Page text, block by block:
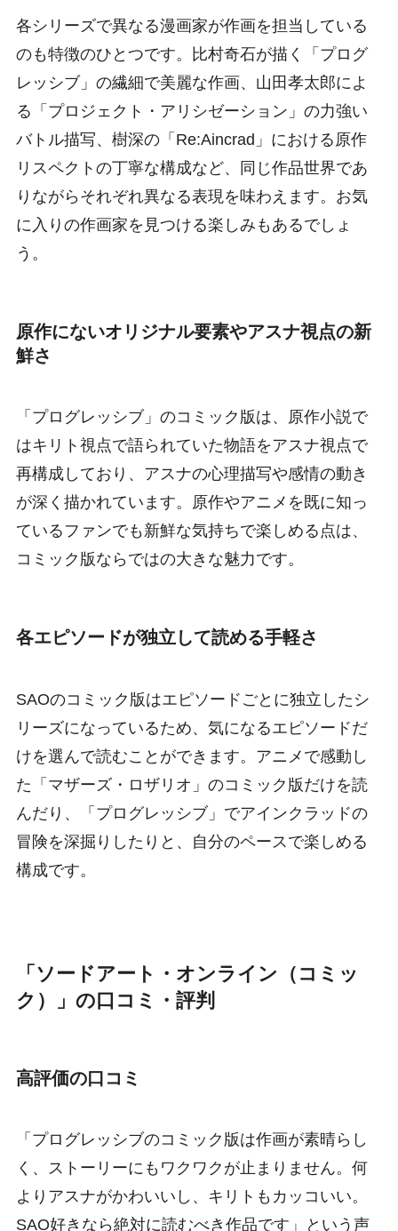
各シリーズで異なる漫画家が作画を担当している
のも特徴のひとつです。比村奇石が描く「プログ
レッシブ」の繊細で美麗な作画、山田孝太郎によ
る「プロジェクト・アリシゼーション」の力強い
バトル描写、樹深の「Re:Aincrad」における原作
リスペクトの丁寧な構成など、同じ作品世界であ
りながらそれぞれ異なる表現を味わえます。お気
に入りの作画家を見つける楽しみもあるでしょ
う。
原作にないオリジナル要素やアスナ視点の新
鮮さ
「プログレッシブ」のコミック版は、原作小説で
はキリト視点で語られていた物語をアスナ視点で
再構成しており、アスナの心理描写や感情の動き
が深く描かれています。原作やアニメを既に知っ
ているファンでも新鮮な気持ちで楽しめる点は、
コミック版ならではの大きな魅力です。
各エピソードが独立して読める手軽さ
SAOのコミック版はエピソードごとに独立したシ
リーズになっているため、気になるエピソードだ
けを選んで読むことができます。アニメで感動し
た「マザーズ・ロザリオ」のコミック版だけを読
んだり、「プログレッシブ」でアインクラッドの
冒険を深掘りしたりと、自分のペースで楽しめる
構成です。
「ソードアート・オンライン（コミッ
ク）」の口コミ・評判
高評価の口コミ
「プログレッシブのコミック版は作画が素晴らし
く、ストーリーにもワクワクが止まりません。何
よりアスナがかわいいし、キリトもカッコいい。
SAO好きなら絶対に読むべき作品です」という声